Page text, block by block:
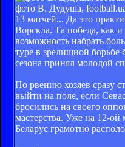
фото В. Дудуша,
13 матчей... Да это
Ворскла. Та победа, как
возможность набрать
туре в зрелищной борьбе
сезона принял молодой
По рвению хозяев сразу
выйти на поле, если
бросились на своего
мастерства. Уже на 12-ой
Беларус грамотно